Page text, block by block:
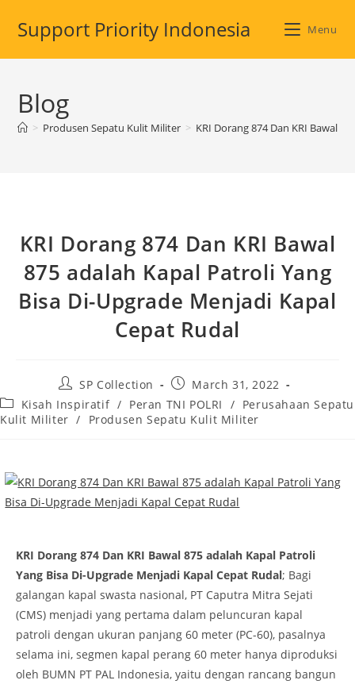
Support Priority Indonesia Menu
Blog
> Produsen Sepatu Kulit Militer > KRI Dorang 874 Dan KRI Bawal
KRI Dorang 874 Dan KRI Bawal
875 adalah Kapal Patroli Yang
Bisa Di-Upgrade Menjadi Kapal
Cepat Rudal
Post
author:
SP Collection
Post
published:
March 31, 2022
Post
category:
Kisah Inspiratif / Peran TNI POLRI / Perusahaan Sepatu
Kulit Militer / Produsen Sepatu Kulit Militer
KRI Dorang 874 Dan KRI Bawal 875 adalah Kapal Patroli
Yang Bisa Di-Upgrade Menjadi Kapal Cepat Rudal; Bagi
galangan kapal swasta nasional, PT Caputra Mitra Sejati
(CMS) menjadi yang pertama dalam peluncuran kapal
patroli dengan ukuran panjang 60 meter (PC-60), pasalnya
selama ini, segmen kapal perang 60 meter hanya diproduksi
oleh BUMN PT PAL Indonesia, yaitu dengan rancang bangun